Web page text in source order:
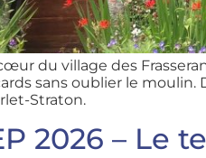
du village des
sans oublier le
Straton.
2026 – Le